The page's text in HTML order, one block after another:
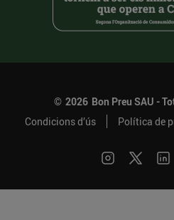
© 2026 Bon Preu SAU -
Condicions d’ús
Política de